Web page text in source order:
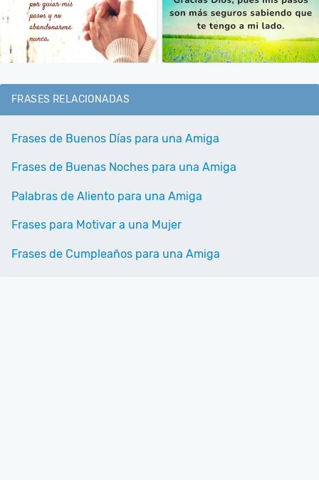
FRASES RELACIONADAS
Frases de Buenos Días para una Amiga
Frases de Buenas Noches para una Amiga
Palabras de Aliento para una Amiga
Frases para Motivar a una Mujer
Frases de Cumpleaños para una Amiga